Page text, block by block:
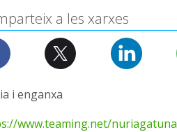
a les xarxes
i enganxa
www.teaming.net/nuriagatuna